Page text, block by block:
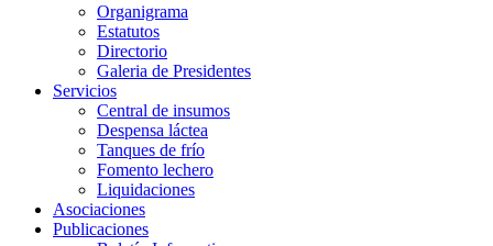
Organigrama
Estatutos
Directorio
Galeria de Presidentes
Servicios
Central de insumos
Despensa láctea
Tanques de frío
Fomento lechero
Liquidaciones
Asociaciones
Publicaciones